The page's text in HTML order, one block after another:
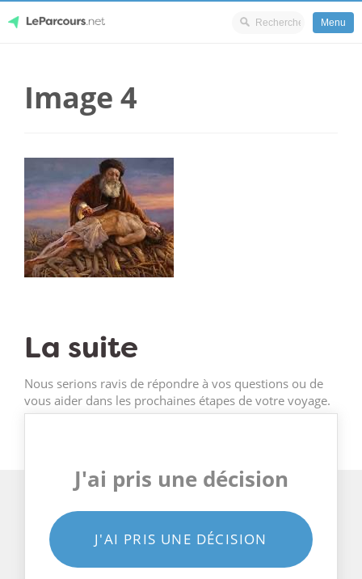
content
Menu
Image 4
La suite
Nous serions ravis de répondre à vos questions ou de
vous aider dans les prochaines étapes de votre voyage.
J'ai pris une décision
J'AI PRIS UNE DÉCISION